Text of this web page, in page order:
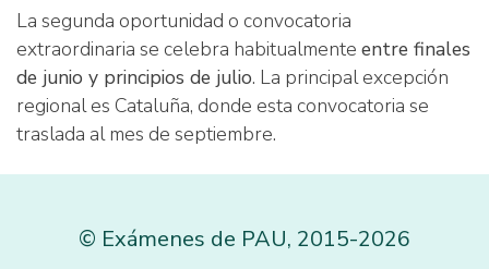
La segunda oportunidad o convocatoria
extraordinaria se celebra habitualmente entre finales
de junio y principios de julio. La principal excepción
regional es Cataluña, donde esta convocatoria se
traslada al mes de septiembre.
© Exámenes de PAU, 2015-2026